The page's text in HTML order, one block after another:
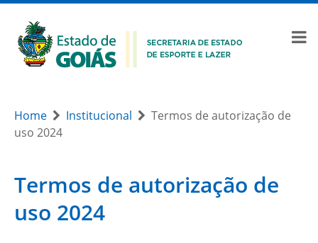
Home Institucional
Termos de autorização de
uso 2024
Termos de autorização de
uso 2024